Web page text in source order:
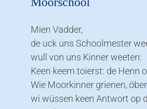
Mien Vadder,
de uck uns Schoolmester
wull von uns Kinner weeten:
Keen keem toierst: de Henn
Wie Moorkinner grienen,
wi wüssen keen Antwort op